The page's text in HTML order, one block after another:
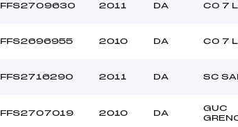
FFS2709630 2011 DA CO 7
FFS2696955 2010 DA CO 7
FFS2716290 2011 DA SC
FFS2707019 2010 DA
GUC